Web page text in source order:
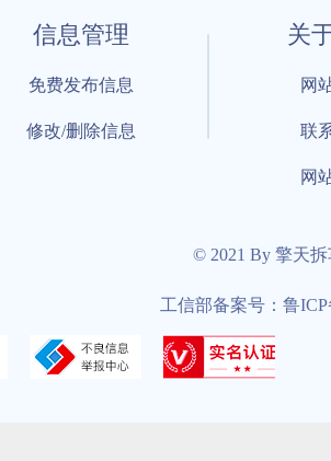
信息管理
免费发布信息
修改/删除信息
关
网
联
网
© 2021 By 擎天
工信部备案号：鲁